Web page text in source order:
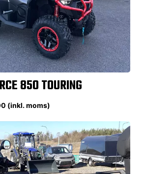
850 TOURING
(inkl. moms)